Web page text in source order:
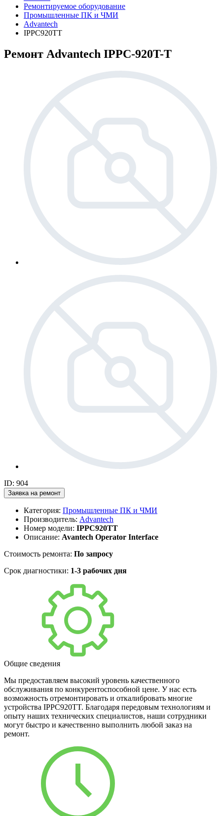
Ремонтируемое оборудование
Промышленные ПК и ЧМИ
Advantech
IPPC920TT
Ремонт Advantech IPPC-920T-T
ID: 904
Заявка на ремонт
Категория: Промышленные ПК и ЧМИ
Производитель: Advantech
Номер модели: IPPC920TT
Описание: Avantech Operator Interface
Стоимость ремонта: По запросу
Срок диагностики: 1-3 рабочих дня
Общие сведения
Мы предоставляем высокий уровень качественного
обслуживания по конкурентоспособной цене. У нас есть
возможность отремонтировать и откалибровать многие
устройства IPPC920TT. Благодаря передовым технологиям и
опыту наших технических специалистов, наши сотрудники
могут быстро и качественно выполнить любой заказ на
ремонт.